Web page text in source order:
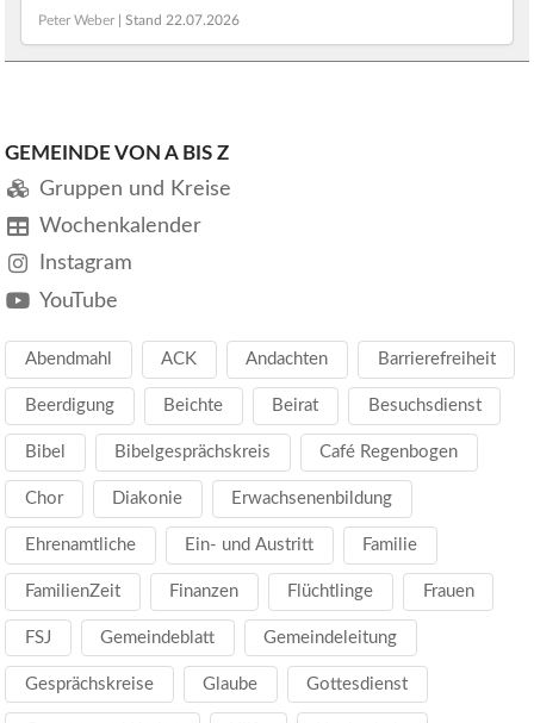
Peter Weber | Stand 22.07.2026
GEMEINDE VON A BIS Z
Gruppen und Kreise
Wochenkalender
Instagram
YouTube
Abendmahl ACK Andachten Barrierefreiheit
Beerdigung Beichte Beirat Besuchsdienst
Bibel Bibelgesprächskreis Café Regenbogen
Chor Diakonie Erwachsenenbildung
Ehrenamtliche Ein- und Austritt Familie
FamilienZeit Finanzen Flüchtlinge Frauen
FSJ Gemeindeblatt Gemeindeleitung
Gesprächskreise Glaube Gottesdienst